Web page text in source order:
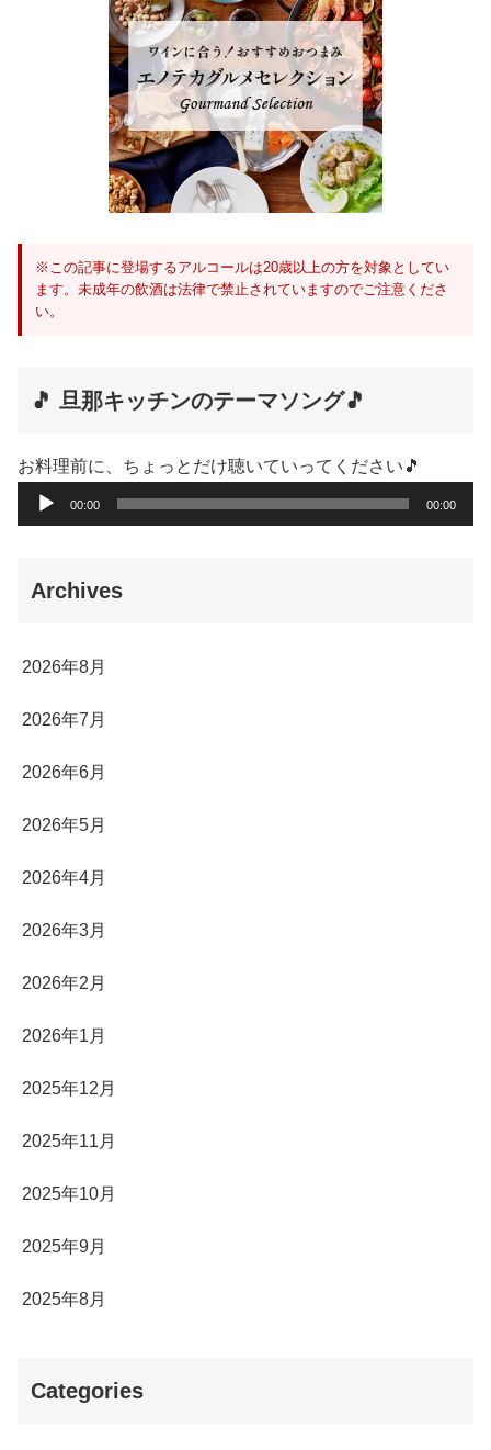
※この記事に登場するアルコールは20歳以上の方を対象としてい
ます。未成年の飲酒は法律で禁止されていますのでご注意くださ
い。
🎵 旦那キッチンのテーマソング🎵
お料理前に、ちょっとだけ聴いていってください🎵
声
レ
00:00 00:00
Archives
2026年8月
2026年7月
2026年6月
2026年5月
2026年4月
2026年3月
2026年2月
2026年1月
2025年12月
2025年11月
2025年10月
2025年9月
2025年8月
Categories